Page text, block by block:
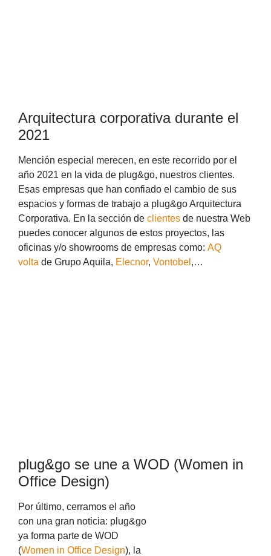
Arquitectura corporativa durante el
2021
Mención especial merecen, en este recorrido por el
año 2021 en la vida de plug&go, nuestros clientes.
Esas empresas que han confiado el cambio de sus
espacios y formas de trabajo a plug&go Arquitectura
Corporativa. En la sección de clientes de nuestra Web
puedes conocer algunos de estos proyectos, las
oficinas y/o showrooms de empresas como: AQ
volta de Grupo Aquila, Elecnor, Vontobel ,…
plug&go se une a WOD (Women in
Office Design)
Por último, cerramos el año
con una gran noticia: plug&go
ya forma parte de WOD
(Women in Office Design), la